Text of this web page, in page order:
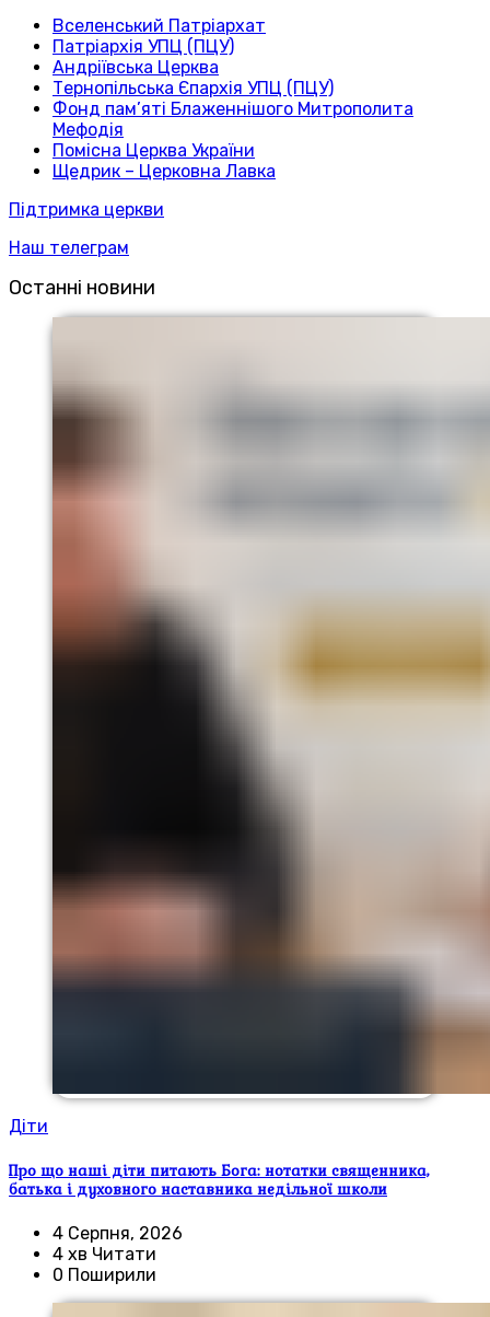
Вселенський Патріархат
Патріархія УПЦ (ПЦУ)
Андріївська Церква
Тернопільська Єпархія УПЦ (ПЦУ)
Фонд пам’яті Блаженнішого Митрополита
Мефодія
Помісна Церква України
Щедрик – Церковна Лавка
Підтримка церкви
Наш телеграм
Останні новини
Діти
Про що наші діти питають Бога: нотатки священника,
батька і духовного наставника недільної школи
4 Серпня, 2026
4 хв Читати
0 Поширили